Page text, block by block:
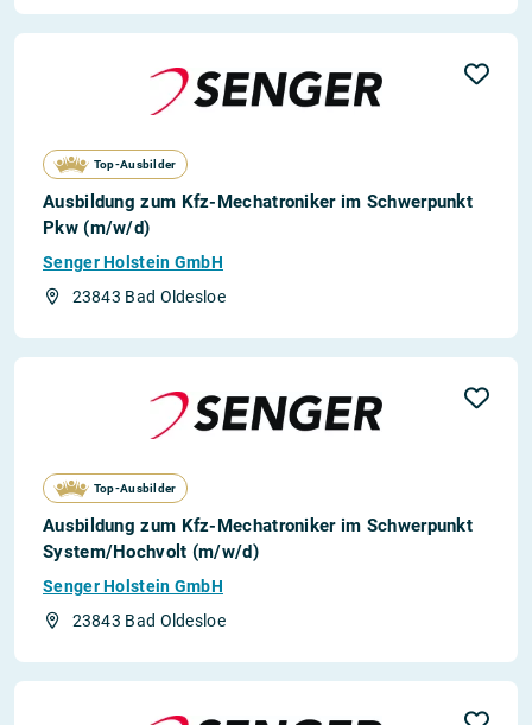
Top-Ausbilder
Ausbildung zum Kfz-Mechatroniker im Schwerpunkt
Pkw (m/w/d)
Senger Holstein GmbH
23843 Bad Oldesloe
Top-Ausbilder
Ausbildung zum Kfz-Mechatroniker im Schwerpunkt
System/Hochvolt (m/w/d)
Senger Holstein GmbH
23843 Bad Oldesloe